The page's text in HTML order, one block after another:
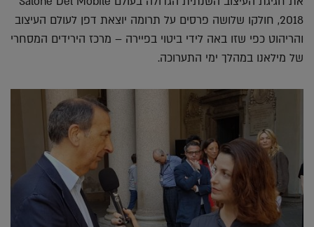
2018, חולקו שלושה פרסים על תרומה יוצאת דפן לעולם העיצוב
והריהוט כפי שזו באה לידי ביטוי בפיירה – מרכז הירידים המסחרי
של מילאנו במהלך ימי התערוכה.